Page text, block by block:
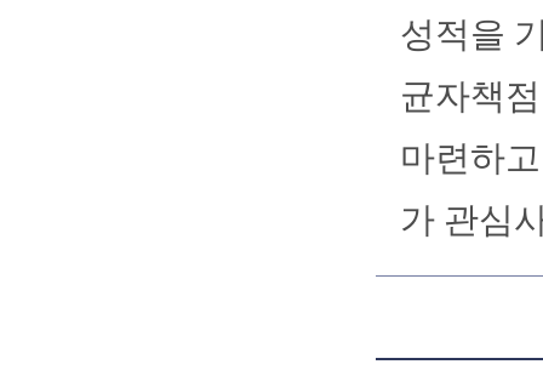
성적을
균자책
마련하
가 관심